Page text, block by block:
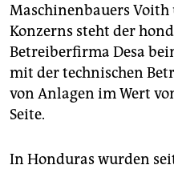
Maschinenbauers Voith
Konzerns steht der
Betreiberfirma Desa
mit der technischen
von Anlagen im Wert
Seite.
In Honduras wurden